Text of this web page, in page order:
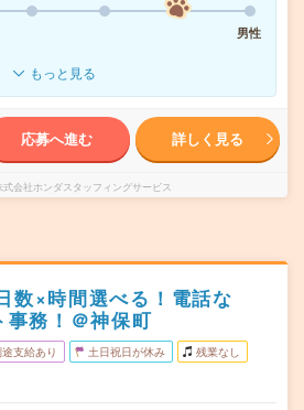
男性
もっと見る
応募へ進む 詳しく見る
式会社ホンダスタッフィングサービス
数×時間選べる！電話な
事務！＠神保町
支給あり 土日祝日が休み 残業なし